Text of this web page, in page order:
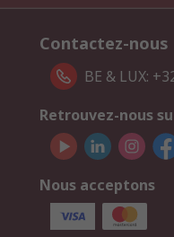
Contactez-nous
BE & LUX:
Retrouvez-nous
Nous acceptons